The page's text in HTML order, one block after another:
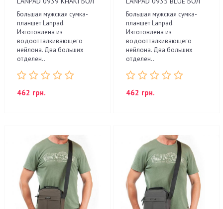
Большая мужская сумка-
планшет Lanpad.
Изготовлена из
водоотталкивающего
нейлона. Два больших
отделен..
462 грн.
Большая мужская сумка-
планшет Lanpad.
Изготовлена из
водоотталкивающего
нейлона. Два больших
отделен..
462 грн.